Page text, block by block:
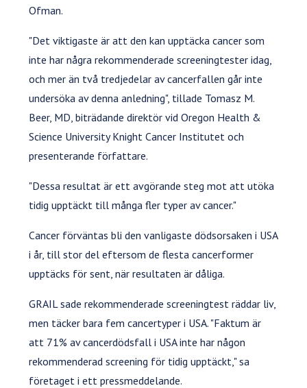
Ofman.
"Det viktigaste är att den kan upptäcka cancer som
inte har några rekommenderade screeningtester idag,
och mer än två tredjedelar av cancerfallen går inte
undersöka av denna anledning", tillade Tomasz M.
Beer, MD, biträdande direktör vid Oregon Health &
Science University Knight Cancer Institutet och
presenterande författare.
"Dessa resultat är ett avgörande steg mot att utöka
tidig upptäckt till många fler typer av cancer."
Cancer förväntas bli den vanligaste dödsorsaken i USA
i år, till stor del eftersom de flesta cancerformer
upptäcks för sent, när resultaten är dåliga.
GRAIL sade rekommenderade screeningtest räddar liv,
men täcker bara fem cancertyper i USA. "Faktum är
att 71% av cancerdödsfall i USA inte har någon
rekommenderad screening för tidig upptäckt," sa
företaget i ett pressmeddelande.